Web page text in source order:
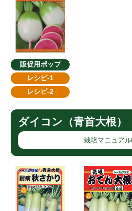
販促用ポップ
レシピ-1
レシピ-2
ダイコン（青首大根）
栽培マニュアル